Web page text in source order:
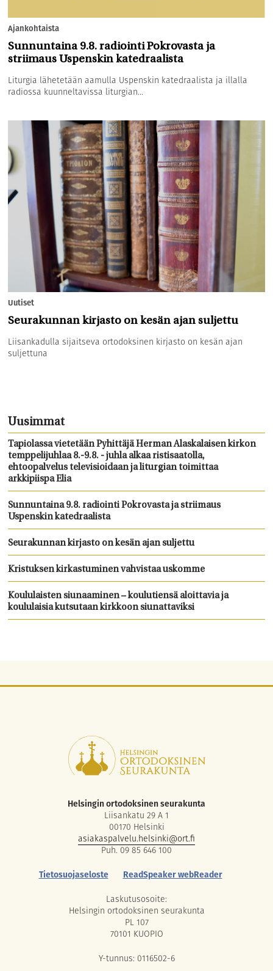
Ajankohtaista
Sunnuntaina 9.8. radiointi Pokrovasta ja
striimaus Uspenskin katedraalista
Liturgia lähetetään aamulla Uspenskin katedraalista ja illalla
radiossa kuunneltavissa liturgian...
Uutiset
Seurakunnan kirjasto on kesän ajan suljettu
Liisankadulla sijaitseva ortodoksinen kirjasto on kesän ajan
suljettuna
Uusimmat
Tapiolassa vietetään Pyhittäjä Herman Alaskalaisen kirkon
temppelijuhlaa 8.-9.8. - juhla alkaa ristisaatolla,
ehtoopalvelus televisioidaan ja liturgian toimittaa
arkkipiispa Elia
Sunnuntaina 9.8. radiointi Pokrovasta ja striimaus
Uspenskin katedraalista
Seurakunnan kirjasto on kesän ajan suljettu
Kristuksen kirkastuminen vahvistaa uskomme
Koululaisten siunaaminen – koulutiensä aloittavia ja
koululaisia kutsutaan kirkkoon siunattaviksi
Helsingin ortodoksinen seurakunta
Liisankatu 29 A 1
00170 Helsinki
asiakaspalvelu.helsinki@ort.fi
Puh. 09 85 646 100
Tietosuojaseloste
ReadSpeaker webReader
Laskutusosoite:
Helsingin ortodoksinen seurakunta
PL 107
70101 KUOPIO
Y-tunnus: 0116502-6